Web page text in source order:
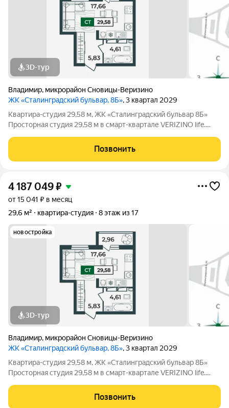
3D-тур
Владимир, микрорайон Сновицы-Веризино
ЖК «Сталинградский бульвар, 8Б», 3 квартал 2029
Квартира-студия 29,58 м, ЖК «Сталинградский бульвар 8Б»
Просторная студия 29,58 м в смарт-квартале VERIZINO life.
планировка, современный дом и развитая инфраструктура
рядом. О квартире:
Позвонить
4 187 049₽
от 15 041 ₽ в месяц
29,6 м²
квартира-студия 8 этаж из 17
новостройка
3D-тур
Владимир, микрорайон Сновицы-Веризино
ЖК «Сталинградский бульвар, 8Б», 3 квартал 2029
Квартира-студия 29,58 м, ЖК «Сталинградский бульвар 8Б»
Просторная студия 29,58 м в смарт-квартале VERIZINO life.
планировка, современный дом и развитая инфраструктура
рядом. О квартире:
Позвонить